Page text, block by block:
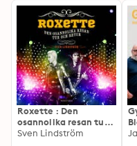
Roxette : Den
osannolika resan tur
och retur
Sven Lindström